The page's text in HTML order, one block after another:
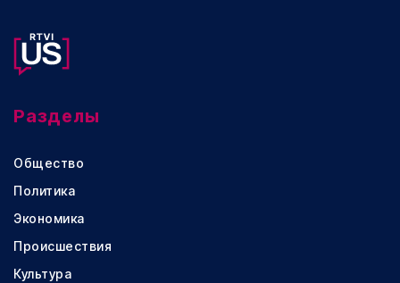
Разделы
Общество
Политика
Экономика
Происшествия
Культура